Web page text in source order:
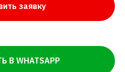
заявку
В WHATSAPP